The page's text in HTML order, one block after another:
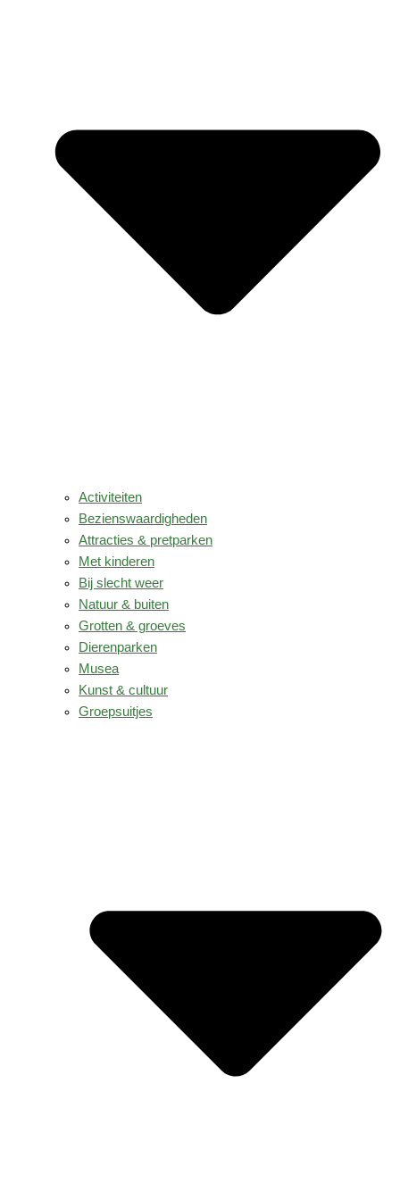
Activiteiten
Bezienswaardigheden
Attracties & pretparken
Met kinderen
Bij slecht weer
Natuur & buiten
Grotten & groeves
Dierenparken
Musea
Kunst & cultuur
Groepsuitjes